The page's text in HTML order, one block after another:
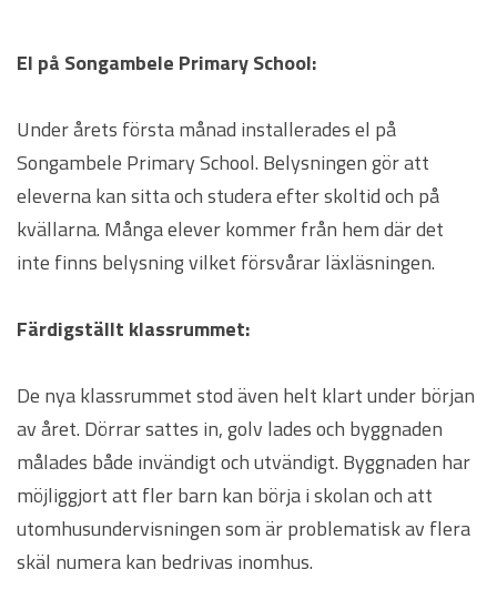
El på Songambele Primary School:
Under årets första månad installerades el på
Songambele Primary School. Belysningen gör att
eleverna kan sitta och studera efter skoltid och på
kvällarna. Många elever kommer från hem där det
inte finns belysning vilket försvårar läxläsningen.
Färdigställt klassrummet:
De nya klassrummet stod även helt klart under början
av året. Dörrar sattes in, golv lades och byggnaden
målades både invändigt och utvändigt. Byggnaden har
möjliggjort att fler barn kan börja i skolan och att
utomhusundervisningen som är problematisk av flera
skäl numera kan bedrivas inomhus.